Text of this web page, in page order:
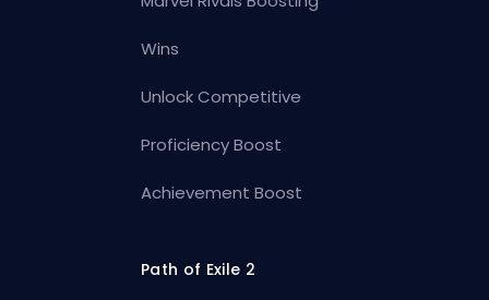
Wins
Unlock Competitive
Proficiency Boost
Achievement Boost
Path of Exile 2